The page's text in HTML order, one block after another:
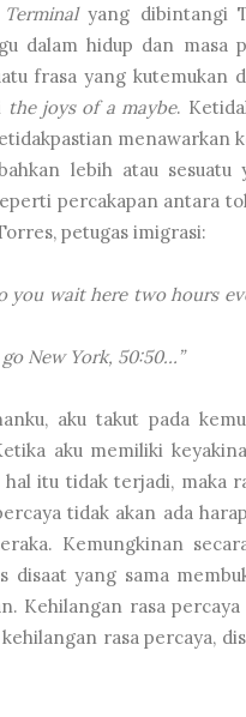
yang dibintangi
dalam hidup dan
frasa yang kutemukan
the joys of a maybe.
menawarkan
lebih atau sesuatu
percakapan antara
petugas imigrasi:
you wait here two hours
New York, 50:50…”
aku takut pada
aku memiliki
itu tidak terjadi, maka
tidak akan ada
Kemungkinan
disaat yang sama
Kehilangan rasa
rasa percaya,